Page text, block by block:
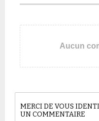
Aucun
MERCI DE VOUS
UN COMMENTAIRE